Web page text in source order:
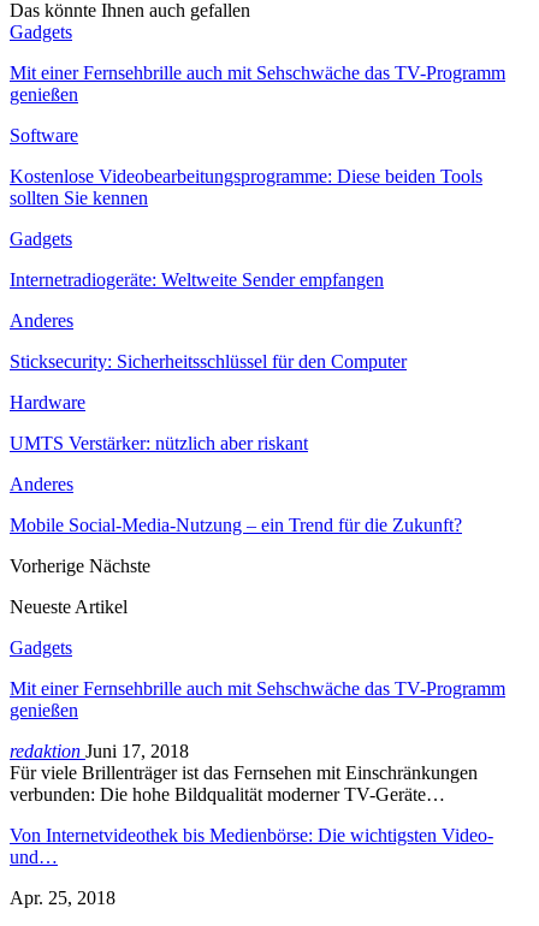
Das könnte Ihnen auch gefallen
Gadgets
Mit einer Fernsehbrille auch mit Sehschwäche das TV-Programm
genießen
Software
Kostenlose Videobearbeitungsprogramme: Diese beiden Tools
sollten Sie kennen
Gadgets
Internetradiogeräte: Weltweite Sender empfangen
Anderes
Sticksecurity: Sicherheitsschlüssel für den Computer
Hardware
UMTS Verstärker: nützlich aber riskant
Anderes
Mobile Social-Media-Nutzung – ein Trend für die Zukunft?
Vorherige Nächste
Neueste Artikel
Gadgets
Mit einer Fernsehbrille auch mit Sehschwäche das TV-Programm
genießen
redaktion Juni 17, 2018
Für viele Brillenträger ist das Fernsehen mit Einschränkungen
verbunden: Die hohe Bildqualität moderner TV-Geräte…
Von Internetvideothek bis Medienbörse: Die wichtigsten Video-
und…
Apr. 25, 2018